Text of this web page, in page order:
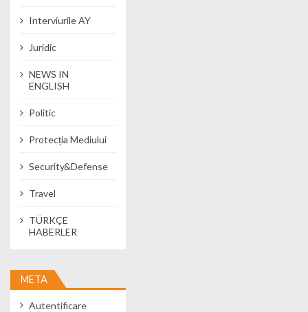
Interviurile AY
Juridic
NEWS IN
ENGLISH
Politic
Protecția Mediului
Security&Defense
Travel
TÜRKÇE
HABERLER
META
Autentificare